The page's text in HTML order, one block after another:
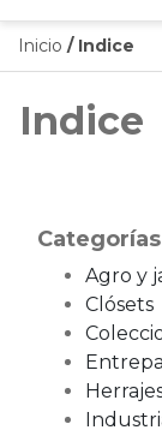
Inicio / Indice
Indice
Categorías
Agro y
Clósets